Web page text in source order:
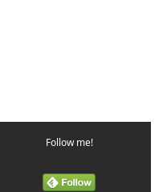
Follow me!